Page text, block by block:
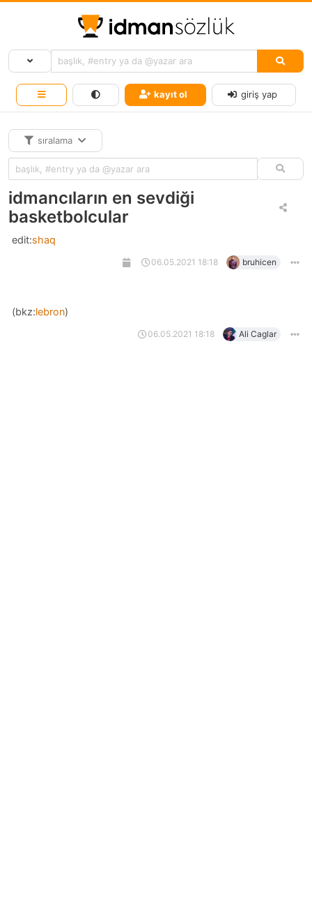
kayıt ol giriş yap
sıralama
idmancıların en sevdiği
basketbolcular
edit:shaq
06.05.2021 18:18 bruhicen
(bkz:lebron)
06.05.2021 18:18 Ali Caglar